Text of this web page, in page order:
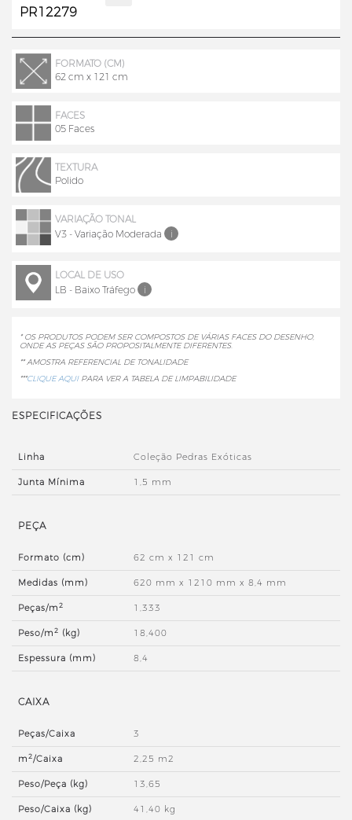
PR12279
FORMATO (CM)
62 cm x 121 cm
FACES
05 Faces
TEXTURA
Polido
VARIAÇÃO TONAL
V3 - Variação Moderada
i
LOCAL DE USO
LB - Baixo Tráfego
i
* OS PRODUTOS PODEM SER COMPOSTOS DE VÁRIAS FACES DO DESENHO,
ONDE AS PEÇAS SÃO PROPOSITALMENTE DIFERENTES.
** AMOSTRA REFERENCIAL DE TONALIDADE
***CLIQUE AQUIPARA VER A TABELA DE LIMPABILIDADE
ESPECIFICAÇÕES
Linha Coleção Pedras Exóticas
Junta Mínima 1,5 mm
PEÇA
Formato (cm) 62 cm x 121 cm
Medidas (mm) 620 mm x 1210 mm x 8,4 mm
Peças/m2 1,333
Peso/m2 (kg) 18,400
Espessura (mm) 8,4
CAIXA
Peças/Caixa 3
m2/Caixa 2,25 m2
Peso/Peça (kg) 13,65
Peso/Caixa (kg) 41,40 kg